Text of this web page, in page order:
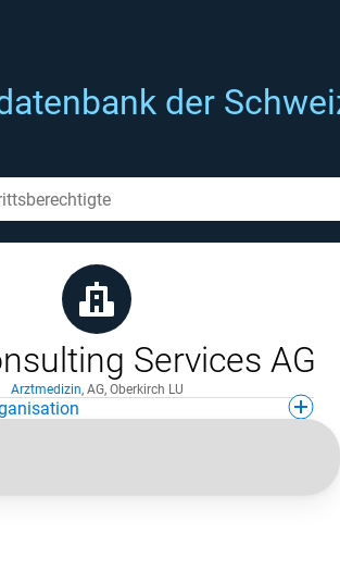
der
Services AG
Arztmedizin, AG, Oberkirch LU